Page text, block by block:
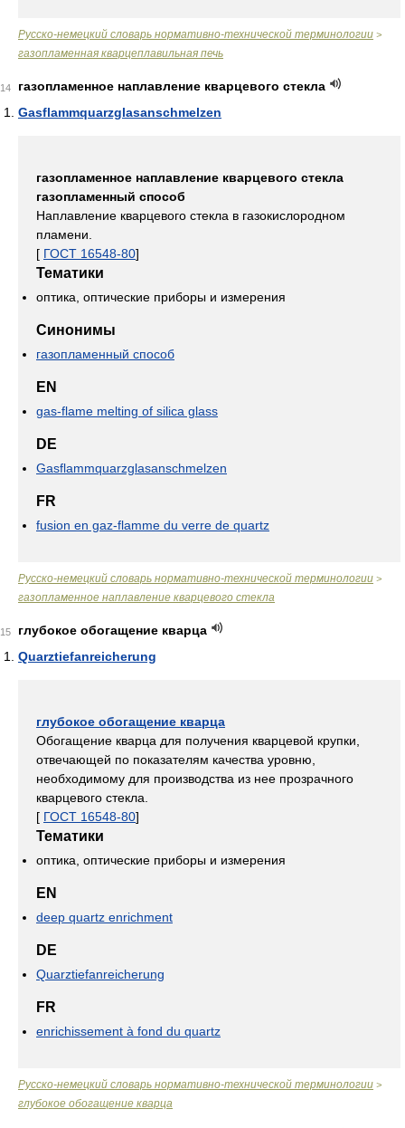
Русско-немецкий словарь нормативно-технической терминологии >
газопламенная кварцеплавильная печь
14
газопламенное наплавление кварцевого стекла
Gasflammquarzglasanschmelzen
газопламенное наплавление кварцевого стекла
газопламенный способ
Наплавление кварцевого стекла в газокислородном
пламени.
[ ГОСТ 16548-80]
Тематики
оптика, оптические приборы и измерения
Синонимы
газопламенный способ
EN
gas-flame melting of silica glass
DE
Gasflammquarzglasanschmelzen
FR
fusion en gaz-flamme du verre de quartz
Русско-немецкий словарь нормативно-технической терминологии >
газопламенное наплавление кварцевого стекла
15
глубокое обогащение кварца
Quarztiefanreicherung
глубокое обогащение кварца
Обогащение кварца для получения кварцевой крупки,
отвечающей по показателям качества уровню,
необходимому для производства из нее прозрачного
кварцевого стекла.
[ ГОСТ 16548-80]
Тематики
оптика, оптические приборы и измерения
EN
deep quartz enrichment
DE
Quarztiefanreicherung
FR
enrichissement à fond du quartz
Русско-немецкий словарь нормативно-технической терминологии >
глубокое обогащение кварца